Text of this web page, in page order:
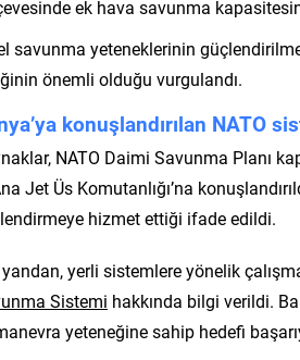
ek hava savunma
savunma yeteneklerinin
önemli olduğu vurgulandı.
konuşlandırılan NATO
NATO Daimi Savunma Planı
Jet Üs Komutanlığı’na
hizmet ettiği ifade edildi.
yandan, yerli sistemlere yönelik
Sistemi hakkında bilgi verildi.
yeteneğine sahip hedefi